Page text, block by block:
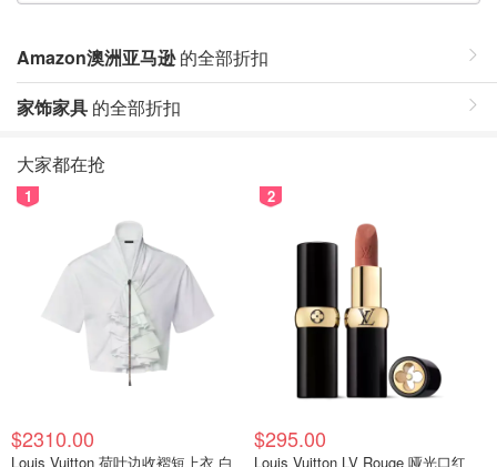
Amazon澳洲亚马逊的全部折扣
家饰家具 的全部折扣
大家都在抢
1
$2310.00
Louis Vuitton 荷叶边收褶短上衣 白
2
$295.00
Louis Vuitton LV Rouge 哑光口红